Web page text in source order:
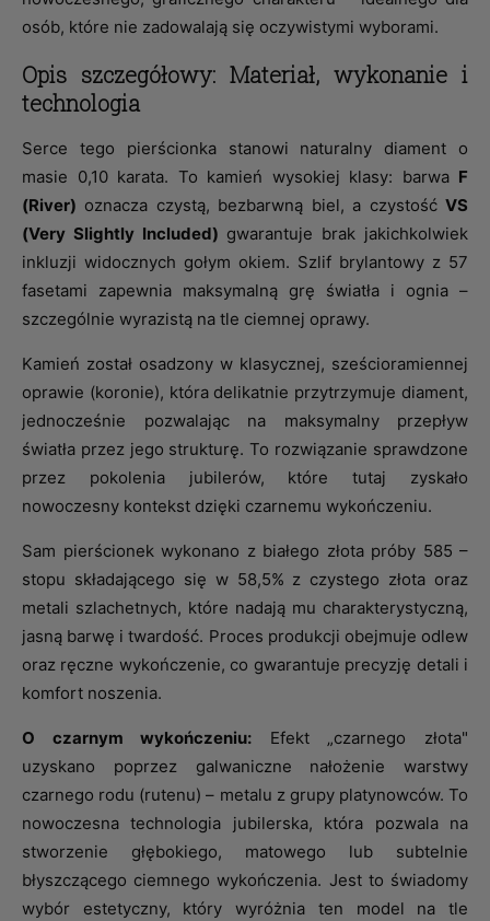
osób, które nie zadowalają się oczywistymi wyborami.
Opis szczegółowy: Materiał, wykonanie i
technologia
Serce tego pierścionka stanowi naturalny diament o
masie 0,10 karata. To kamień wysokiej klasy: barwa F
(River) oznacza czystą, bezbarwną biel, a czystość VS
(Very Slightly Included) gwarantuje brak jakichkolwiek
inkluzji widocznych gołym okiem. Szlif brylantowy z 57
fasetami zapewnia maksymalną grę światła i ognia –
szczególnie wyrazistą na tle ciemnej oprawy.
Kamień został osadzony w klasycznej, sześcioramiennej
oprawie (koronie), która delikatnie przytrzymuje diament,
jednocześnie pozwalając na maksymalny przepływ
światła przez jego strukturę. To rozwiązanie sprawdzone
przez pokolenia jubilerów, które tutaj zyskało
nowoczesny kontekst dzięki czarnemu wykończeniu.
Sam pierścionek wykonano z białego złota próby 585 –
stopu składającego się w 58,5% z czystego złota oraz
metali szlachetnych, które nadają mu charakterystyczną,
jasną barwę i twardość. Proces produkcji obejmuje odlew
oraz ręczne wykończenie, co gwarantuje precyzję detali i
komfort noszenia.
O czarnym wykończeniu: Efekt „czarnego złota"
uzyskano poprzez galwaniczne nałożenie warstwy
czarnego rodu (rutenu) – metalu z grupy platynowców. To
nowoczesna technologia jubilerska, która pozwala na
stworzenie głębokiego, matowego lub subtelnie
błyszczącego ciemnego wykończenia. Jest to świadomy
wybór estetyczny, który wyróżnia ten model na tle